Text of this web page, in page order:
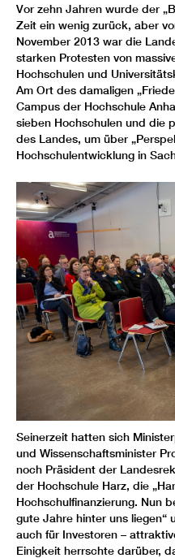
Vor zehn Jahren wurde der
Zeit ein wenig zurück, aber
November 2013 war die
starken Protesten von
Hochschulen und
Am Ort des damaligen
Campus der Hochschule
sieben Hochschulen und die
des Landes, um über
Hochschulentwicklung in
Seinerzeit hatten sich
und Wissenschaftsminister
noch Präsident der
der Hochschule Harz, die
Hochschulfinanzierung. Nun
gute Jahre hinter uns liegen“
auch für Investoren –
Einigkeit herrschte darüber,